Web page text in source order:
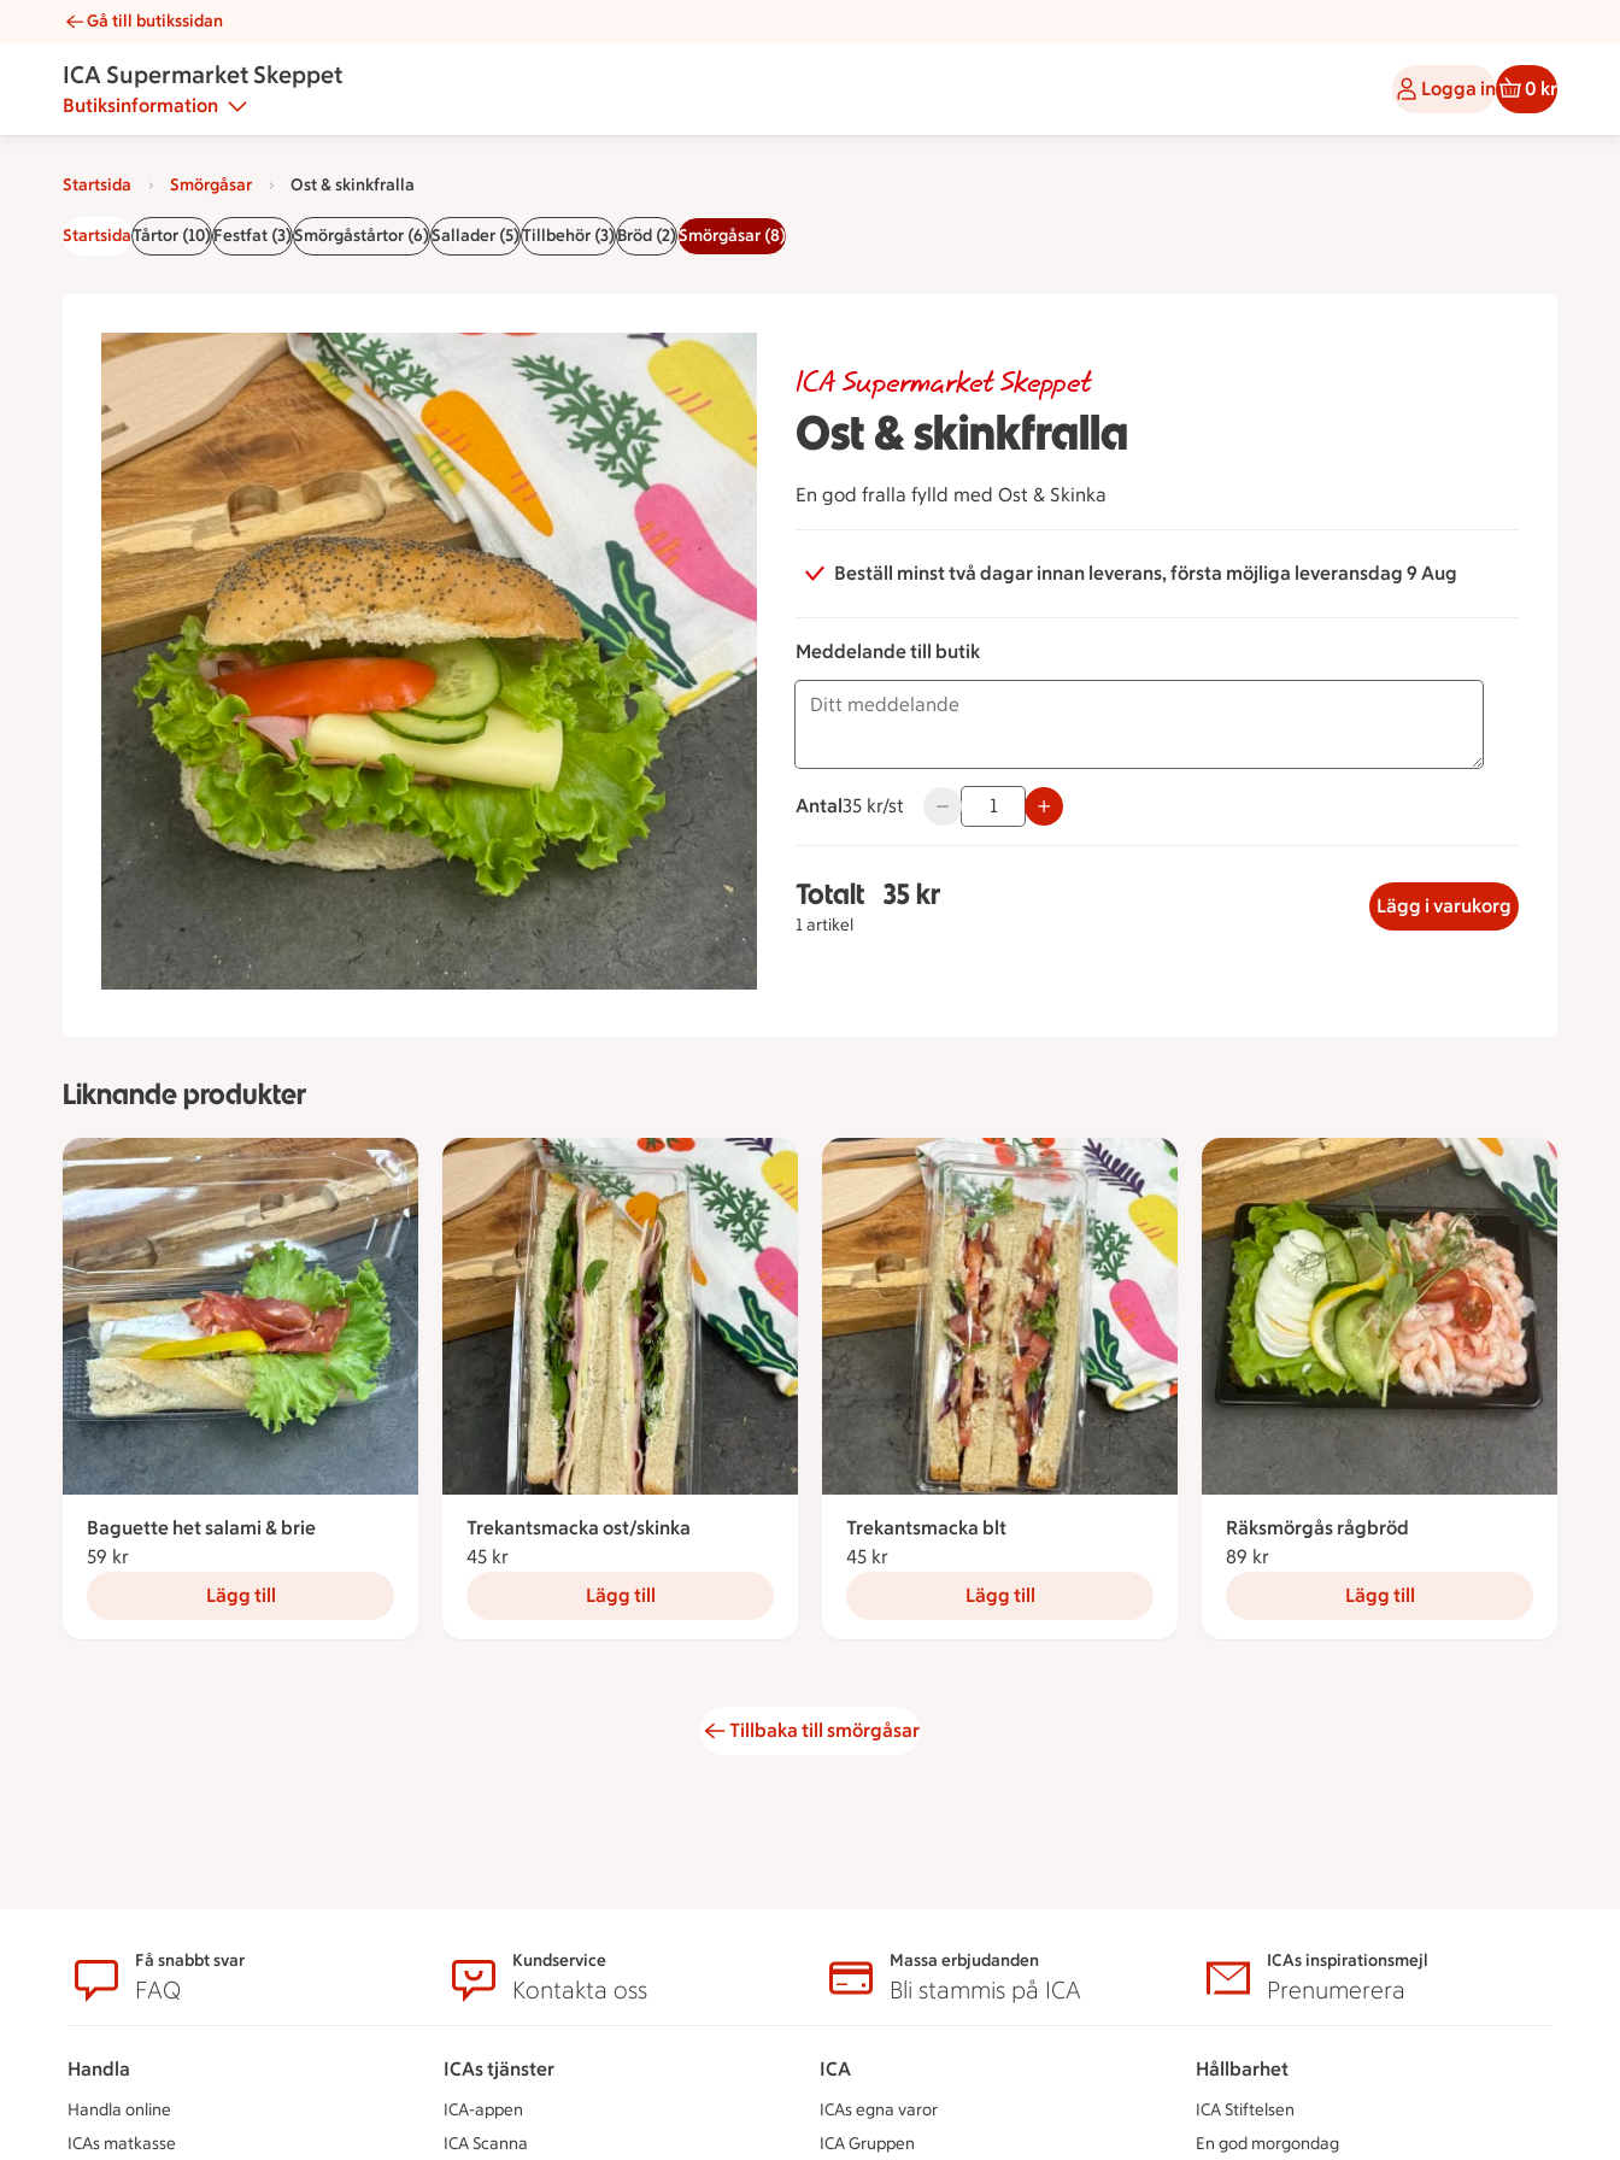
Ost & skinkfralla | Catering ICA Supermarket Skeppet
Gå till butikssidan
ICA Supermarket Skeppet
Butiksinformation
Logga in 0 kr
Startsida Smörgåsar Ost & skinkfralla
StartsidaTårtor (10)Festfat (3)Smörgåstårtor (6)Sallader (5)Tillbehör (3)Bröd (2)Smörgåsar (8)
Ost & skinkfralla
ICA Supermarket Skeppet
En god fralla fylld med Ost & Skinka
Beställ minst två dagar innan leverans, första möjliga leveransdag 9 Aug
Meddelande till butik
Antal
35 kronor styck
35 kr/st Använd knapparna för att minska eller öka värdet, eller ange ett värde
Totalt
1 artikel
Totalt 1 stycken Ost & Skinkfralla, 35 kronor
35 kr Lägg i varukorg
Liknande produkter
Baguette het salami & brie
59 kr
Lägg till
Trekantsmacka ost/skinka
45 kr
Lägg till
Trekantsmacka blt
45 kr
Lägg till
Räksmörgås rågbröd
89 kr
Lägg till
Tillbaka till smörgåsar
SidfotFå snabbt svar
FAQ
Kundservice
Kontakta oss
Massa erbjudanden
Bli stammis på ICA
ICAs inspirationsmejl
Prenumerera
Handla
Handla online
ICAs matkasse
ICAs tjänster
ICA-appen
ICA Scanna
ICA
ICAs egna varor
ICA Gruppen
Hållbarhet
ICA Stiftelsen
En god morgondag